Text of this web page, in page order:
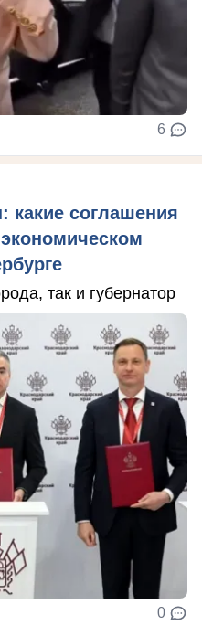
6
какие соглашения
так и губернатор
0